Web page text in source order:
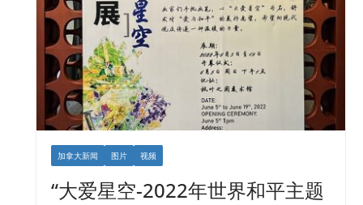
加拿大新闻 图片 视频
“大爱星空-2022年世界和平主题